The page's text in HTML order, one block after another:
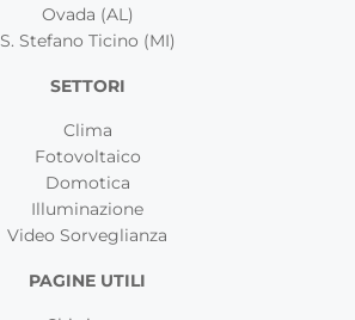
Ovada (AL)
S. Stefano Ticino (MI)
SETTORI
Clima
Fotovoltaico
Domotica
Illuminazione
Video Sorveglianza
PAGINE UTILI